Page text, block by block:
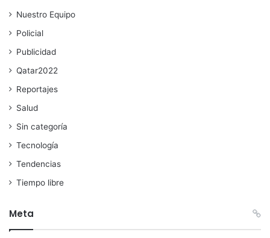
Nuestro Equipo
Policial
Publicidad
Qatar2022
Reportajes
Salud
Sin categoría
Tecnología
Tendencias
Tiempo libre
Meta